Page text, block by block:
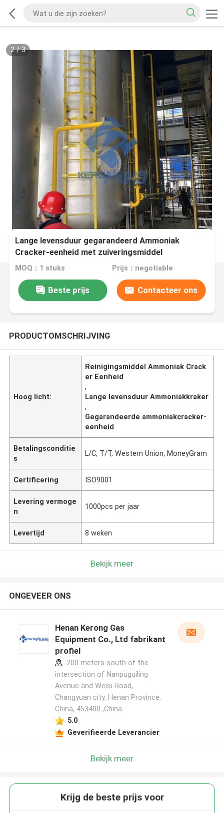
2/3
Lange levensduur gegarandeerd Ammoniak
Cracker-eenheid met zuiveringsmiddel
MOQ：1 stuks Prijs：negotiable
Beste prijs Contacteer ons
PRODUCTOMSCHRIJVING
Hoog licht:
Reinigingsmiddel Ammoniak Crack
er Eenheid
,
Lange levensduur Ammoniakkraker
,
Gegarandeerde ammoniakcracker-
eenheid
Betalingsconditie
s
L/C, T/T, Western Union, MoneyGram
Certificering ISO9001
Levering vermoge
n
1000pcs per jaar
Levertijd 8 weken
Bekijk meer
ONGEVEER ONS
Henan Kerong Gas
Equipment Co., Ltd fabrikant
profiel
200 meters south of the
intersection of Nanpuguiling
Avenue and Weisi Road,
Changyuan city, Henan Province,
China, 453400 ,China
5.0
Geverifieerde Leverancier
Bekijk meer
Krijg de beste prijs voor